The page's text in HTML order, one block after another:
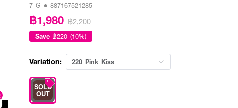
7 G • 887167521285
฿1,980 ฿2,200
Save ฿220 (10%)
Variation: 220 Pink Kiss
SOLD
OUT